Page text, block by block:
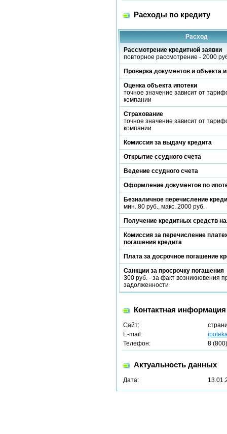
Расходы по кредиту
Расход
Рассмотрение кредитной заявки
повторное рассмотрение - 2000
Проверка документов и объекта
Оценка объекта ипотеки
точное значение зависит от
компании
Страхование
точное значение зависит от
компании
Комиссия за выдачу кредита
Открытие ссудного счета
Ведение ссудного счета
Оформление документов по
Безналичное перечисление
мин. 80 руб., макс. 2000 руб.
Получение кредитных средств
Комиссия за перечисление
погашения кредита
Плата за досрочное погашение
Санкции за просрочку погашения
300 руб. - за факт возникновения
задолженности
Контактная информация
Сайт:
E-mail:
Телефон:
8
Актуальность данных
Дата: